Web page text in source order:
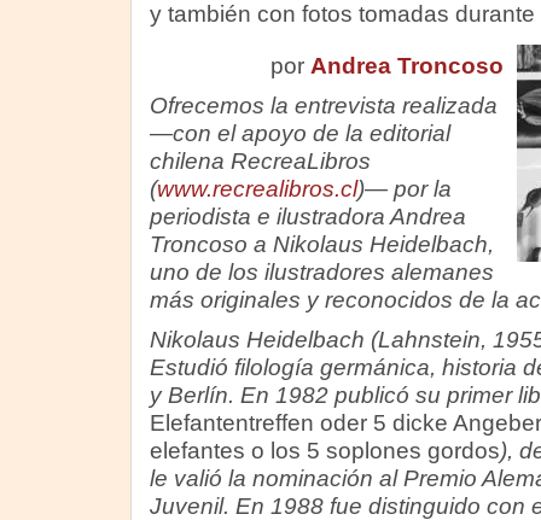
y también con fotos tomadas durante
por Andrea Troncoso
Ofrecemos la entrevista realizada
—con el apoyo de la editorial
chilena RecreaLibros
(www.recrealibros.cl)— por la
periodista e ilustradora Andrea
Troncoso a Nikolaus Heidelbach,
uno de los ilustradores alemanes
más originales y reconocidos de la
Nikolaus Heidelbach (Lahnstein,
Estudió filología germánica, historia
y Berlín. En 1982 publicó su primer
Elefantentreffen oder 5 dicke Angeber
elefantes o los 5 soplones gordos),
le valió la nominación al Premio
Juvenil. En 1988 fue distinguido con